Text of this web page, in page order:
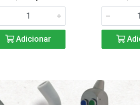
Adicionar